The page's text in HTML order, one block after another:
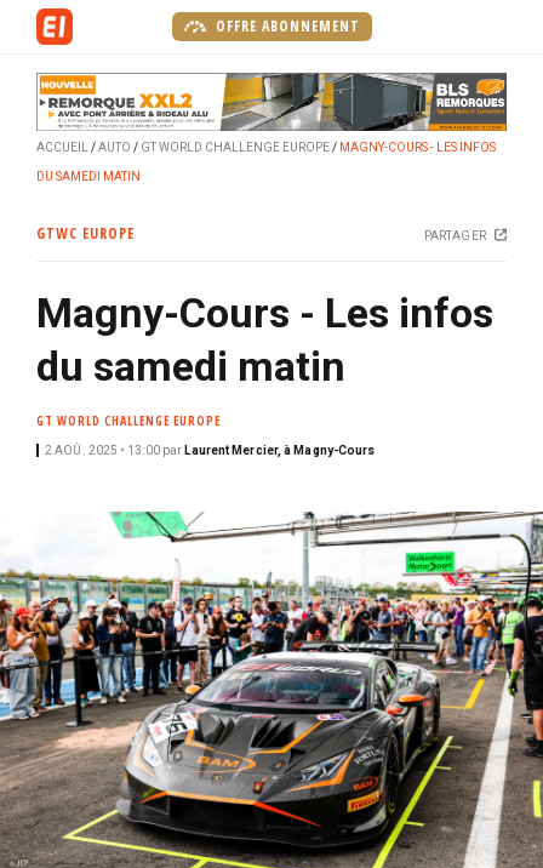
p
a
l
OFFRE ABONNEMENT
ACCUEIL AUTO GT WORLD CHALLENGE EUROPE MAGNY-COURS - LES INFOS
DU SAMEDI MATIN
GTWC EUROPE PARTAGER
Magny-Cours - Les infos
du samedi matin
GT WORLD CHALLENGE EUROPE
2 AOÛ. 2025 • 13:00 par Laurent Mercier, à Magny-Cours